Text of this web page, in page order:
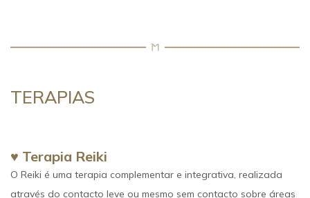
TERAPIAS
♥ Terapia Reiki
O Reiki é uma terapia complementar e integrativa, realizada
através do contacto leve ou mesmo sem contacto sobre áreas